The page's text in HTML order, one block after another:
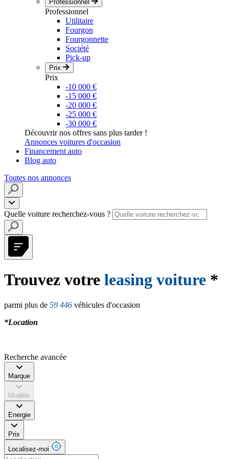
Professionnel
Professionnel
Utilitaire
Fourgon
Fourgonnette
Société
Pick-up
Prix
Prix
-10 000 €
-15 000 €
-20 000 €
-25 000 €
-30 000 €
Découvrir nos offres sans plus tarder !
Annonces voitures d'occasion
Financement auto
Blog auto
Toutes nos annonces
Quelle voiture recherchez-vous ?
Trouvez votre leasing voiture *
parmi plus de 59 446 véhicules d'occasion
*Location
Recherche avancée
Marque
Modèle
Energie
Prix
Localisez-moi